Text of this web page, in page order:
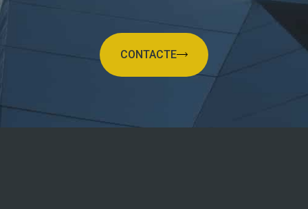
CONTACTE